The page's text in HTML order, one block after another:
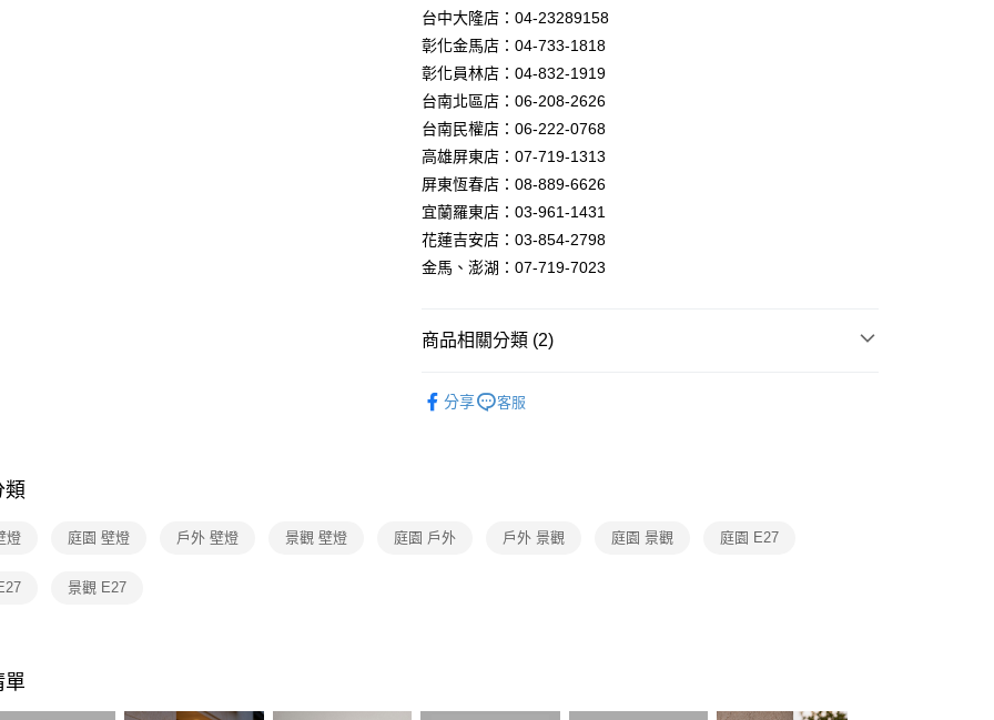
AFTEE先享後付
相關說明
【關於「AFTEE先享後付」】
AFTEE先享後付是「在收到商品之後才付款」的支付方式。 讓您購物簡單
便利好安心！
１．簡單：不需註冊會員、不需綁卡、不需儲值。
２．便利：只要手機號碼，簡訊認證，即可結帳。
【「AFTEE先享後付」結帳流程】
１．於結帳方式選擇「AFTEE先享後付」後，將跳轉至「AFTEE先享後
付」結帳頁面，進行簡訊認證並確認金額後，即可完成結帳。
２．訂單成立數日內，您將收到繳費通知簡訊。
※ 請注意：結帳手續完成當下不需立刻繳費，但若您需要取消訂單，請聯
絡購買商品的店家。未經商家同意取消之訂單仍視為有效，需透過AFTEE
※ 交易是否成功請以「AFTEE先享後付 」之結帳頁面顯示為準，若有關於
是否繳費成功／繳費後需取消欲退款等相關疑問，請聯繫「AFTEE先享後
求債權轉讓予恩沛科技股份有限公司。
２．關於個人資料處理事宜，請瀏覽以下網址：
５．嚴禁一人註冊多個帳號或使用他人資訊註冊。若發現惡意使用之情
ATM付款
運送方式
每筆NT$180，滿NT$5,000(含以上)免運費
台中大隆店：04-23289158
彰化金馬店：04-733-1818
彰化員林店：04-832-1919
台南北區店：06-208-2626
台南民權店：06-222-0768
高雄屏東店：07-719-1313
屏東恆春店：08-889-6626
宜蘭羅東店：03-961-1431
花蓮吉安店：03-854-2798
金馬、澎湖：07-719-7023
商品相關分類 (2)
分享 客服
類
燈 庭園 壁燈 戶外 壁燈 景觀 壁燈 庭園 戶外 戶外 景觀 庭園 景觀 庭園 E27
景觀 E27
單